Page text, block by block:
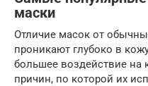
маски
Отличие масок от
проникают глубоко в
большее воздействие на
причин, по которой их